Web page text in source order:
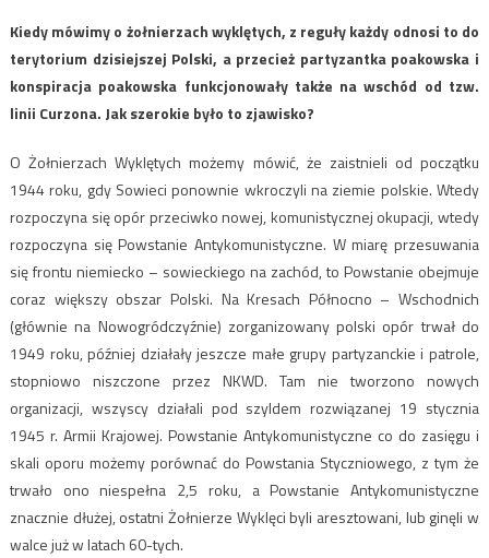
Kiedy mówimy o żołnierzach wyklętych, z reguły każdy odnosi to do
terytorium dzisiejszej Polski, a przecież partyzantka poakowska i
konspiracja poakowska funkcjonowały także na wschód od tzw.
linii Curzona. Jak szerokie było to zjawisko?
O Żołnierzach Wyklętych możemy mówić, że zaistnieli od początku
1944 roku, gdy Sowieci ponownie wkroczyli na ziemie polskie. Wtedy
rozpoczyna się opór przeciwko nowej, komunistycznej okupacji, wtedy
rozpoczyna się Powstanie Antykomunistyczne. W miarę przesuwania
się frontu niemiecko – sowieckiego na zachód, to Powstanie obejmuje
coraz większy obszar Polski. Na Kresach Północno – Wschodnich
(głównie na Nowogródczyźnie) zorganizowany polski opór trwał do
1949 roku, później działały jeszcze małe grupy partyzanckie i patrole,
stopniowo niszczone przez NKWD. Tam nie tworzono nowych
organizacji, wszyscy działali pod szyldem rozwiązanej 19 stycznia
1945 r. Armii Krajowej. Powstanie Antykomunistyczne co do zasięgu i
skali oporu możemy porównać do Powstania Styczniowego, z tym że
trwało ono niespełna 2,5 roku, a Powstanie Antykomunistyczne
znacznie dłużej, ostatni Żołnierze Wyklęci byli aresztowani, lub ginęli w
walce już w latach 60-tych.